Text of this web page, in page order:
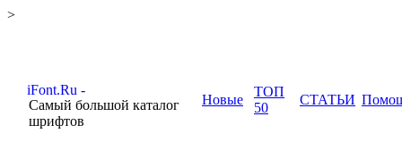
>
Самый большой каталог
шрифтов
Новые
ТОП
50
СТАТЬИ